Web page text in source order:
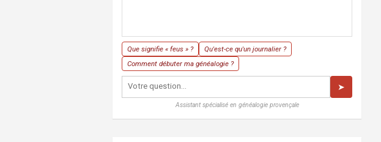
Que signifie « feus » ?
Qu'est-ce qu'un journalier ?
Comment débuter ma généalogie ?
➤
Assistant spécialisé en généalogie provençale